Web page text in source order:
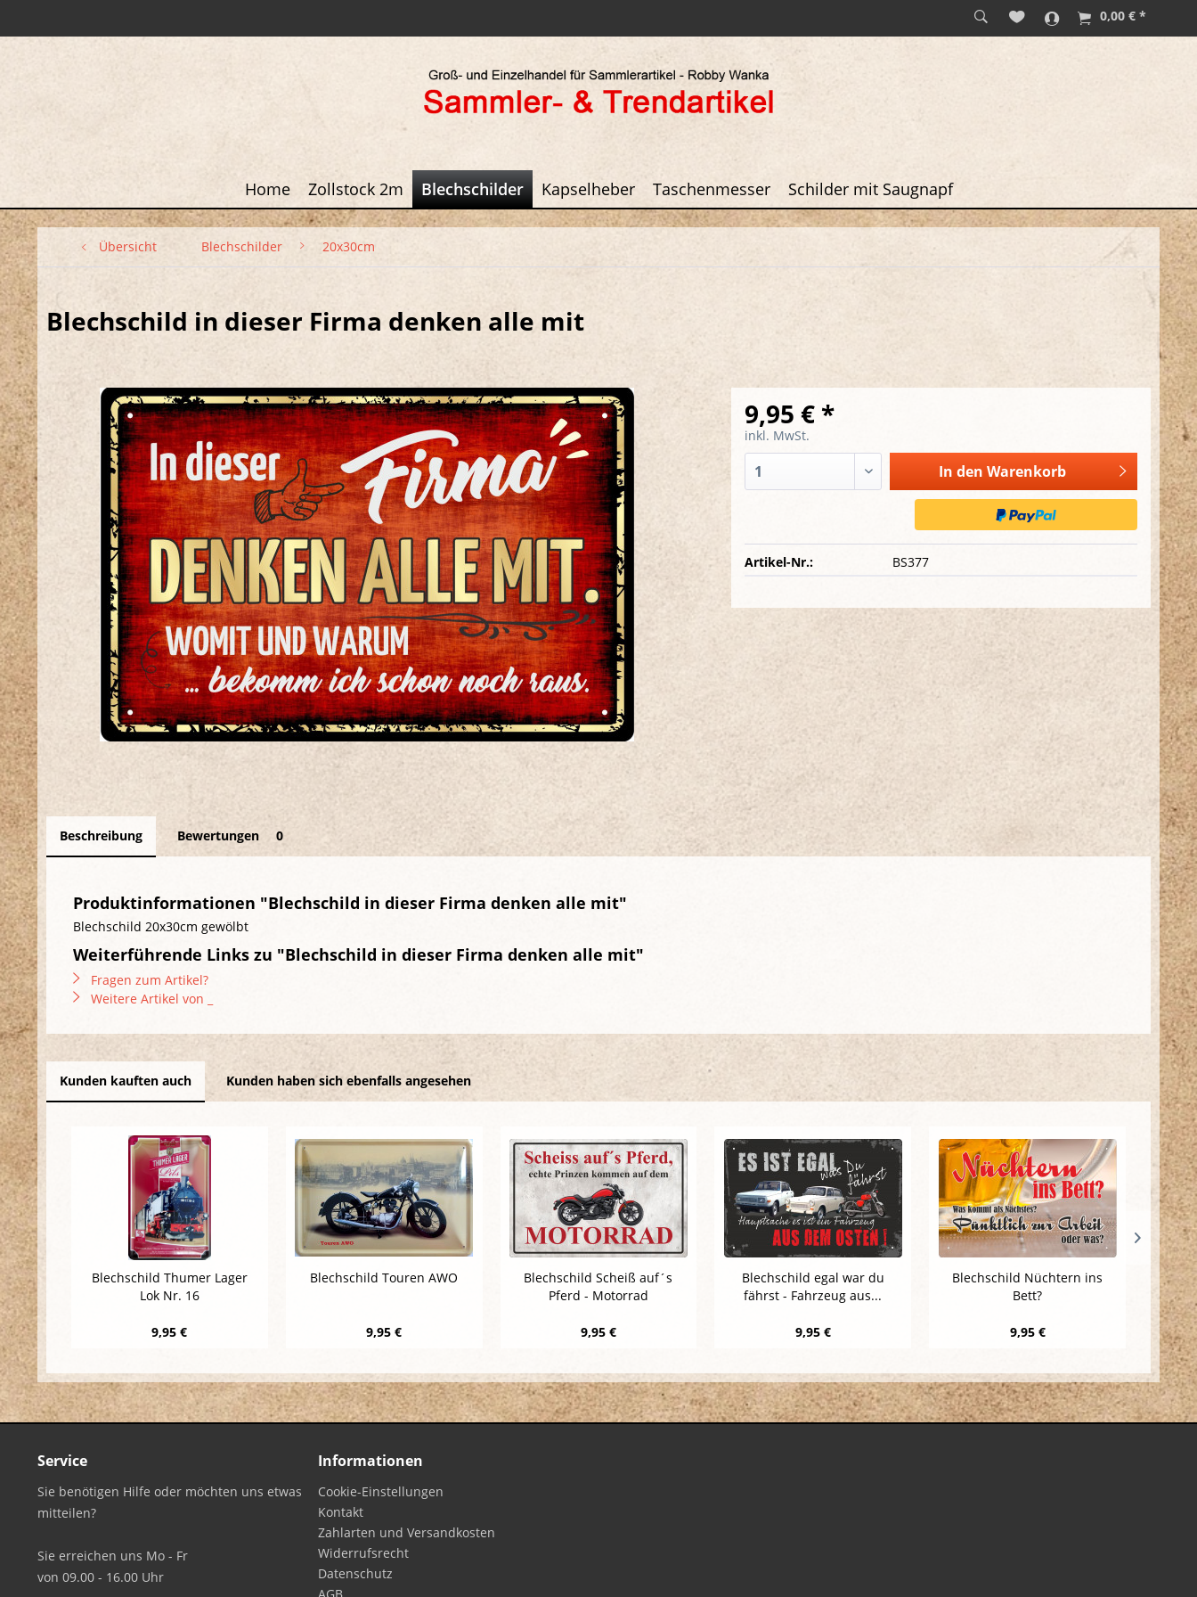
0,00 € *
Home Zollstock 2m Blechschilder Kapselheber Taschenmesser Schilder mit Saugnapf
Übersicht Blechschilder 20x30cm
Blechschild in dieser Firma denken alle mit
9,95 € *
inkl. MwSt.
In den Warenkorb
Artikel-Nr.: BS377
Beschreibung Bewertungen 0
Produktinformationen "Blechschild in dieser Firma denken alle mit"
Blechschild 20x30cm gewölbt
Weiterführende Links zu "Blechschild in dieser Firma denken alle mit"
Fragen zum Artikel?
Weitere Artikel von _
Kunden kauften auch Kunden haben sich ebenfalls angesehen
Blechschild Thumer Lager
Lok Nr. 16
9,95 €
Blechschild Touren AWO
9,95 €
Blechschild Scheiß auf´s
Pferd - Motorrad
9,95 €
Blechschild egal war du
fährst - Fahrzeug aus...
9,95 €
Blechschild Nüchtern ins
Bett?
9,95 €
Service
Sie benötigen Hilfe oder möchten uns etwas
mitteilen?
Sie erreichen uns Mo - Fr
von 09.00 - 16.00 Uhr
Informationen
Cookie-Einstellungen
Kontakt
Zahlarten und Versandkosten
Widerrufsrecht
Datenschutz